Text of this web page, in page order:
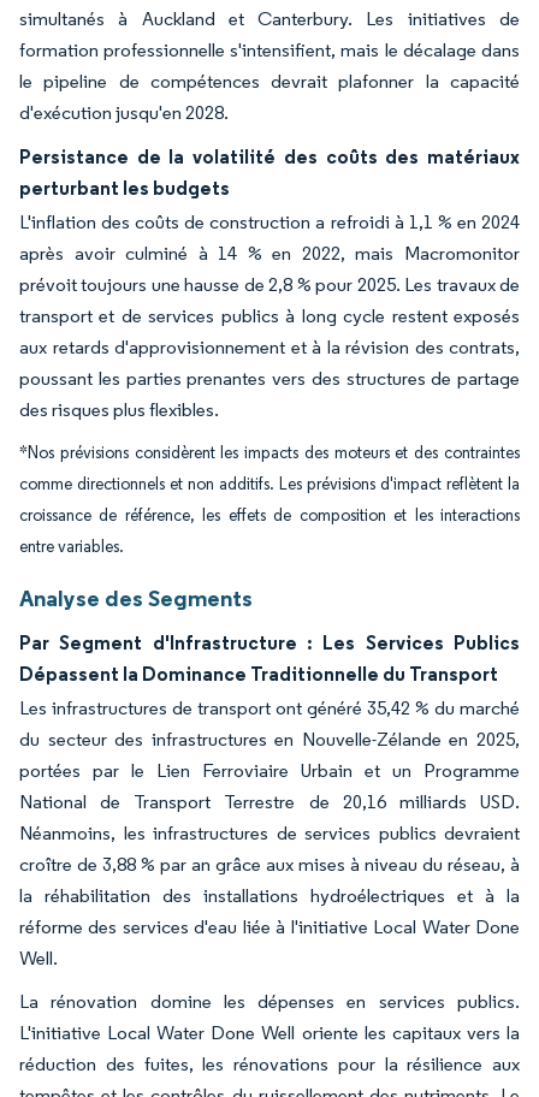
simultanés à Auckland et Canterbury. Les initiatives de
formation professionnelle s'intensifient, mais le décalage dans
le pipeline de compétences devrait plafonner la capacité
d'exécution jusqu'en 2028.
Persistance de la volatilité des coûts des matériaux
perturbant les budgets
L'inflation des coûts de construction a refroidi à 1,1 % en 2024
après avoir culminé à 14 % en 2022, mais Macromonitor
prévoit toujours une hausse de 2,8 % pour 2025. Les travaux de
transport et de services publics à long cycle restent exposés
aux retards d'approvisionnement et à la révision des contrats,
poussant les parties prenantes vers des structures de partage
des risques plus flexibles.
*Nos prévisions considèrent les impacts des moteurs et des contraintes
comme directionnels et non additifs. Les prévisions d'impact reflètent la
croissance de référence, les effets de composition et les interactions
entre variables.
Analyse des Segments
Par Segment d'Infrastructure : Les Services Publics
Dépassent la Dominance Traditionnelle du Transport
Les infrastructures de transport ont généré 35,42 % du marché
du secteur des infrastructures en Nouvelle-Zélande en 2025,
portées par le Lien Ferroviaire Urbain et un Programme
National de Transport Terrestre de 20,16 milliards USD.
Néanmoins, les infrastructures de services publics devraient
croître de 3,88 % par an grâce aux mises à niveau du réseau, à
la réhabilitation des installations hydroélectriques et à la
réforme des services d'eau liée à l'initiative Local Water Done
Well.
La rénovation domine les dépenses en services publics.
L'initiative Local Water Done Well oriente les capitaux vers la
réduction des fuites, les rénovations pour la résilience aux